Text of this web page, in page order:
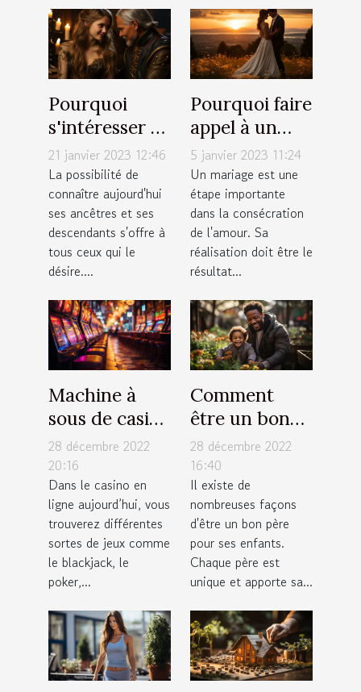
Pourquoi
s'intéresser à
ses
descendants ?
21 janvier 2023 12:46
La possibilité de
connaître aujourd'hui
ses ancêtres et ses
descendants s'offre à
tous ceux qui le
désire....
Pourquoi faire
appel à un
photographe
à Annemasse
pour un
mariage ?
5 janvier 2023 11:24
Un mariage est une
étape importante
dans la consécration
de l'amour. Sa
réalisation doit être le
résultat...
Machine à
sous de casino
: comment
fonctionne
cet appareil
électronique
de jeux ?
28 décembre 2022
20:16
Dans le casino en
ligne aujourd’hui, vous
trouverez différentes
sortes de jeux comme
le blackjack, le
poker,...
Comment
être un bon
père pour ses
enfants ?
28 décembre 2022
16:40
Il existe de
nombreuses façons
d'être un bon père
pour ses enfants.
Chaque père est
unique et apporte sa...